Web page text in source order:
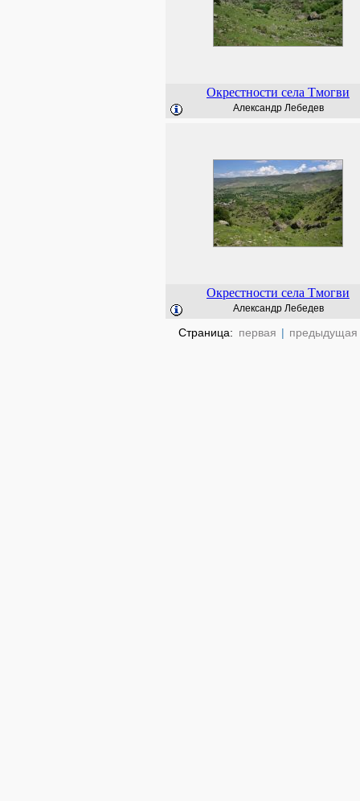
Окрестности села Тмогви
Александр Лебедев
Окрестности села Тмогви
Александр Лебедев
Страница: первая | предыдущая